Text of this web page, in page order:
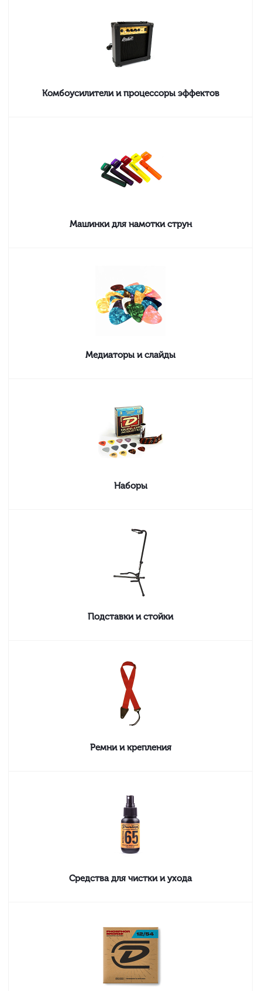
Комбоусилители и процессоры эффектов
Машинки для намотки струн
Медиаторы и слайды
Наборы
Подставки и стойки
Ремни и крепления
Средства для чистки и ухода